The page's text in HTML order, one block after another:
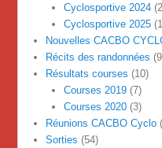
Cyclosportive 2024
Cyclosportive 2025
Nouvelles CACBO
Récits des randonnées
Résultats courses (10)
Courses 2019(7)
Courses 2020(3)
Réunions CACBO Cyclo
Sorties (54)